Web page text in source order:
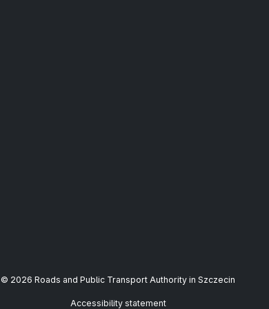
© 2026 Roads and Public Transport Authority in Szczecin
Accessibility statement